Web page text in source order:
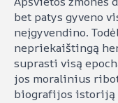
bet patys gyveno
neįgyvendino.
nepriekaištingą
suprasti visą
jos moralinius
biografijos istoriją